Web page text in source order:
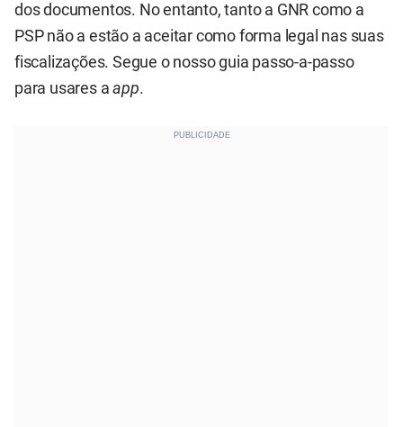
dos documentos. No entanto, tanto a GNR como a
PSP não a estão a aceitar como forma legal nas suas
fiscalizações. Segue o nosso guia passo-a-passo
para usares aapp.